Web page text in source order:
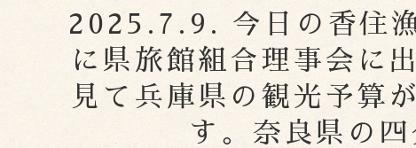
2025.7.9. 今日の香住
に県旅館組合理事会に
見て兵庫県の観光予算
す。奈良県の